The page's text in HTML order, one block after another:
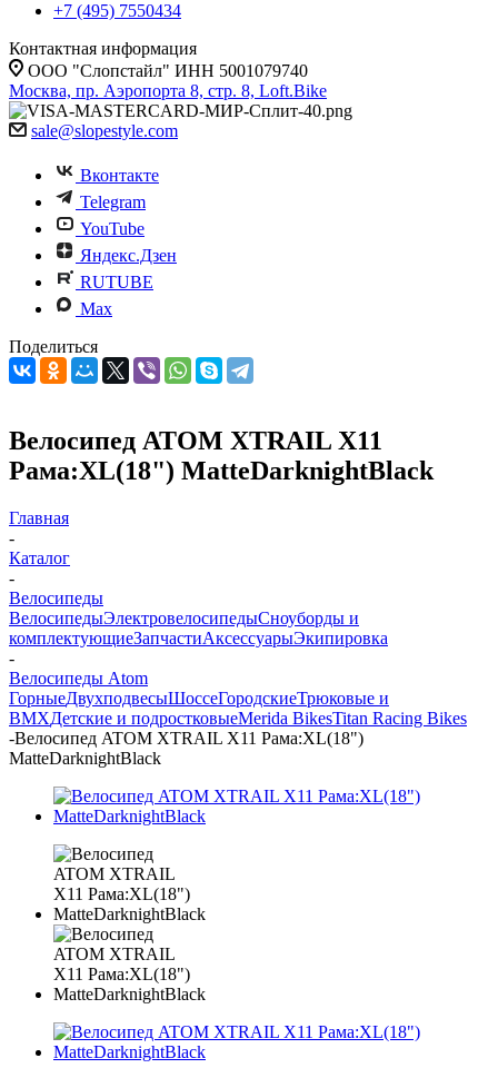
+7 (495) 7550434
Контактная информация
ООО "Слопстайл" ИНН 5001079740
Москва, пр. Аэропорта 8, стр. 8, Loft.Bike
sale@slopestyle.com
Вконтакте
Telegram
YouTube
Яндекс.Дзен
RUTUBE
Max
Поделиться
Велосипед ATOM XTRAIL X11
Рама:XL(18") MatteDarknightBlack
Главная
-
Каталог
-
Велосипеды
ВелосипедыЭлектровелосипедыCноуборды и
комплектующиеЗапчастиАксессуарыЭкипировка
-
Велосипеды Atom
ГорныеДвухподвесыШоссеГородскиеТрюковые и
BMXДетские и подростковыеMerida BikesTitan Racing Bikes
-Велосипед ATOM XTRAIL X11 Рама:XL(18")
MatteDarknightBlack